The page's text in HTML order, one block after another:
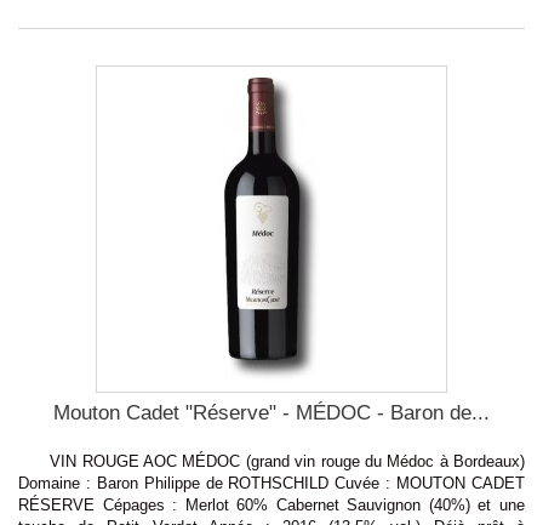
Mouton Cadet "Réserve" - MÉDOC - Baron de...
VIN ROUGE AOC MÉDOC (grand vin rouge du Médoc à Bordeaux)
Domaine : Baron Philippe de ROTHSCHILD Cuvée : MOUTON CADET
RÉSERVE Cépages : Merlot 60% Cabernet Sauvignon (40%) et une